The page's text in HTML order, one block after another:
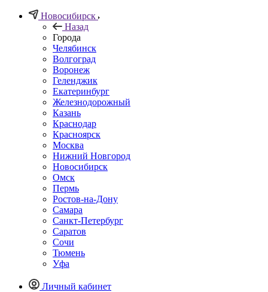
Новосибирск
Назад
Города
Челябинск
Волгоград
Воронеж
Геленджик
Екатеринбург
Железнодорожный
Казань
Краснодар
Красноярск
Москва
Нижний Новгород
Новосибирск
Омск
Пермь
Ростов-на-Дону
Самара
Санкт-Петербург
Саратов
Сочи
Тюмень
Уфа
Личный кабинет